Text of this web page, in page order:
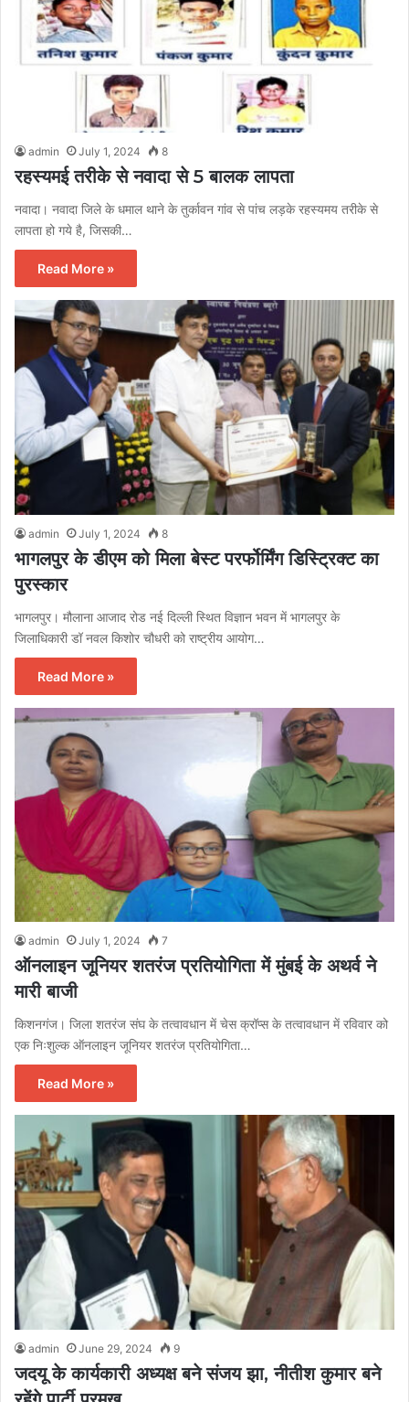
admin July 1, 2024 8
रहस्यमई तरीके से नवादा से 5 बालक लापता
नवादा। नवादा जिले के धमाल थाने के तुर्कावन गांव से पांच लड़के रहस्यमय तरीके से
लापता हो गये है, जिसकी…
Read More »
admin July 1, 2024 8
भागलपुर के डीएम को मिला बेस्ट परर्फोर्मिंग डिस्ट्रिक्ट का
पुरस्कार
भागलपुर। मौलाना आजाद रोड नई दिल्ली स्थित विज्ञान भवन में भागलपुर के
जिलाधिकारी डॉ नवल किशोर चौधरी को राष्ट्रीय आयोग…
Read More »
admin July 1, 2024 7
ऑनलाइन जूनियर शतरंज प्रतियोगिता में मुंबई के अथर्व ने
मारी बाजी
किशनगंज। जिला शतरंज संघ के तत्वावधान में चेस क्रॉप्स के तत्वावधान में रविवार को
एक निःशुल्क ऑनलाइन जूनियर शतरंज प्रतियोगिता…
Read More »
admin June 29, 2024 9
जदयू के कार्यकारी अध्यक्ष बने संजय झा, नीतीश कुमार बने